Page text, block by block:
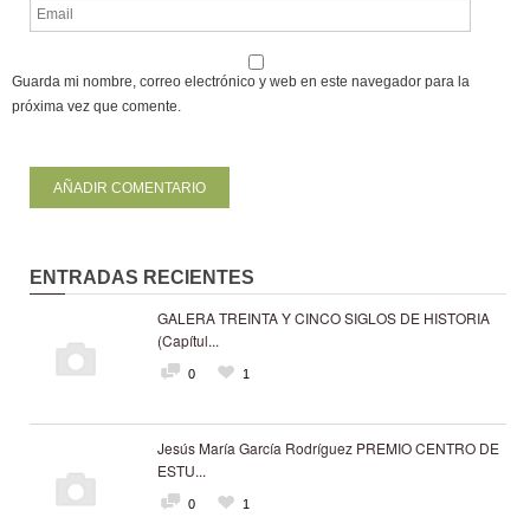
Guarda mi nombre, correo electrónico y web en este navegador para la
próxima vez que comente.
ENTRADAS RECIENTES
GALERA TREINTA Y CINCO SIGLOS DE HISTORIA
(Capítul...
0 1
Jesús María García Rodríguez PREMIO CENTRO DE
ESTU...
0 1